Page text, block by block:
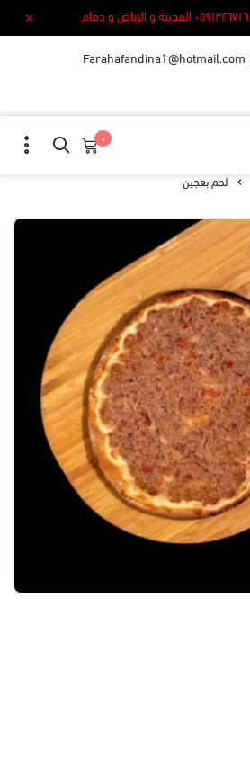
Farahafandina1@hotmail.com
٠
لحم بعجين